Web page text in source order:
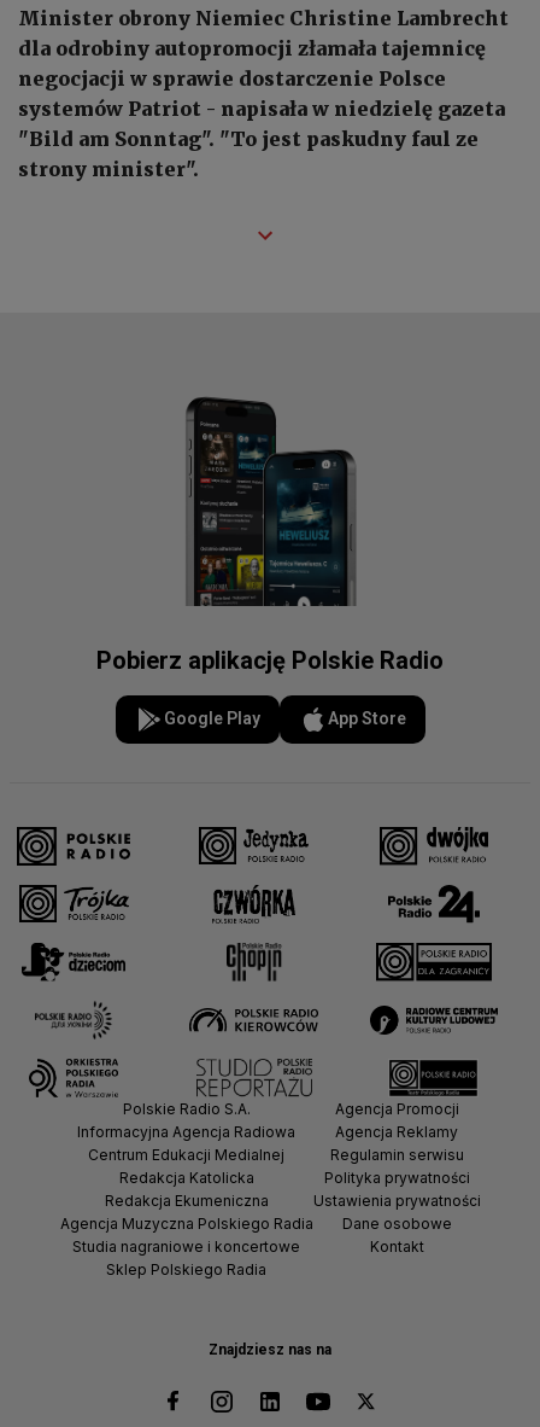
Minister obrony Niemiec Christine Lambrecht
dla odrobiny autopromocji złamała tajemnicę
negocjacji w sprawie dostarczenie Polsce
systemów Patriot - napisała w niedzielę gazeta
"Bild am Sonntag". "To jest paskudny faul ze
strony minister".
Pobierz aplikację Polskie Radio
Google Play App Store
Znajdziesz nas na
Polskie Radio S.A.
Informacyjna Agencja Radiowa
Centrum Edukacji Medialnej
Redakcja Katolicka
Redakcja Ekumeniczna
Agencja Muzyczna Polskiego Radia
Studia nagraniowe i koncertowe
Sklep Polskiego Radia
Agencja Promocji
Agencja Reklamy
Regulamin serwisu
Polityka prywatności
Ustawienia prywatności
Dane osobowe
Kontakt